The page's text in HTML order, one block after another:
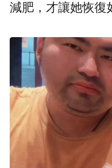
減肥，才讓她恢復